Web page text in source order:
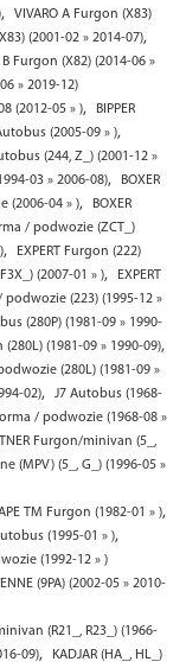
,
VIVARO A Furgon (X83)
(2001-02 » 2014-07),
B Furgon (X82) (2014-06 »
» 2019-12)
(2012-05 » ),
BIPPER
(2005-09 » ),
(244, Z_) (2001-12 »
03 » 2006-08),
BOXER
(2006-04 » ),
BOXER
/ podwozie (ZCT_)
,
EXPERT Furgon (222)
(2007-01 » ),
EXPERT
podwozie (223) (1995-12 »
(280P) (1981-09 » 1990-
(280L) (1981-09 » 1990-09),
(280L) (1981-09 »
02),
J7 Autobus (1968-
/ podwozie (1968-08 »
Furgon/minivan (5_,
(MPV) (5_, G_) (1996-05 »
TM Furgon (1982-01 » ),
(1995-01 » ),
(1992-12 » )
(9PA) (2002-05 » 2010-
(R21_, R23_) (1966-
09),
KADJAR (HA_, HL_)